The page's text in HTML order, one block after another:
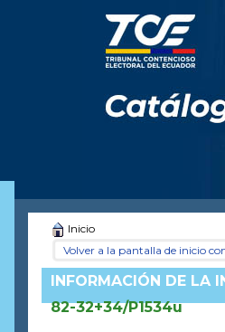
Inicio
Volver a la pantalla de inicio
INFORMACIÓN DE LA
82-32+34/P1534u